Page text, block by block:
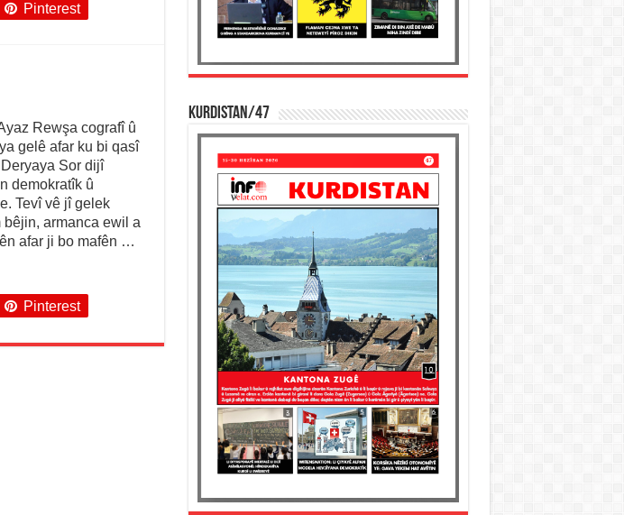
Pinterest
Rewşa cografî û
gelê afar ku bi qasî
Sor dijî
demokratîk û
Tevî vê jî gelek
armanca ewil a
afar ji bo mafên …
Pinterest
KURDISTAN/47